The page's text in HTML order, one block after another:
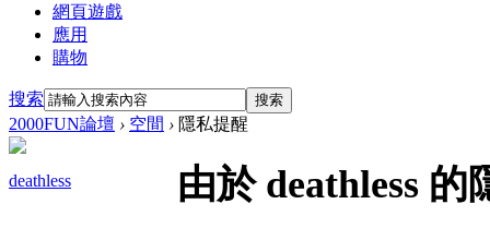
網頁遊戲
應用
購物
搜索 搜索
2000FUN論壇 › 空間 › 隱私提醒
deathless 由於 deathless